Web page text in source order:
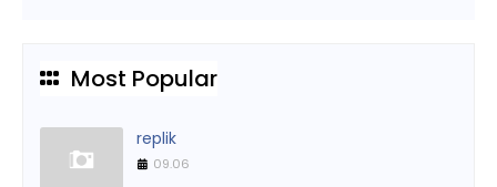
Most Popular
replik
09.06